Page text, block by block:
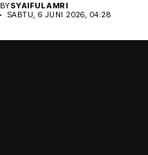
BYSYAIFUL AMRI
SABTU, 6 JUNI 2026, 04:28